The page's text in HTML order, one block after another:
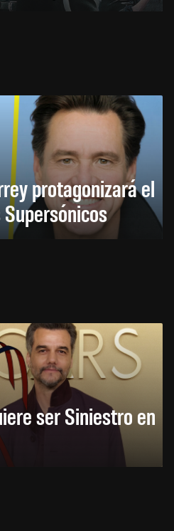
protagonizará el
ser Siniestro en